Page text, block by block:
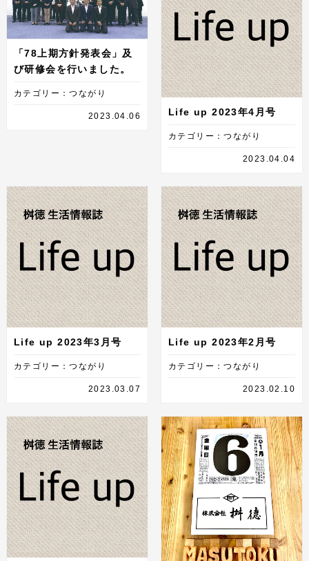
「78上期方針発表会」及
び研修会を行いました。
カテゴリー：つながり
2023.04.06 Life up 2023年4月号
カテゴリー：つながり
2023.04.04
Life up 2023年3月号
カテゴリー：つながり
2023.03.07
Life up 2023年2月号
カテゴリー：つながり
2023.02.10